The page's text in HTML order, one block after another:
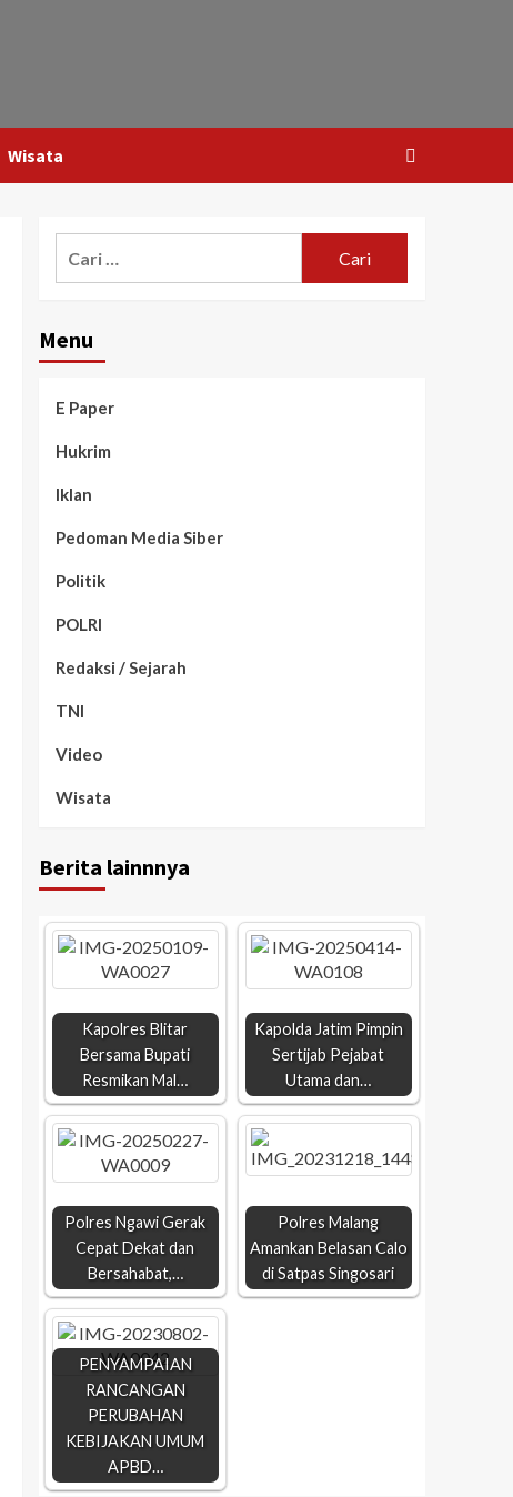
Wisata
Menu
E Paper
Hukrim
Iklan
Pedoman Media Siber
Politik
POLRI
Redaksi / Sejarah
TNI
Video
Wisata
Berita lainnnya
Kapolres Blitar
Bersama Bupati
Resmikan Mal…
Kapolda Jatim Pimpin
Sertijab Pejabat
Utama dan…
Polres Ngawi Gerak
Cepat Dekat dan
Bersahabat,…
Polres Malang
Amankan Belasan Calo
di Satpas Singosari
PENYAMPAIAN
RANCANGAN
PERUBAHAN
KEBIJAKAN UMUM
APBD…